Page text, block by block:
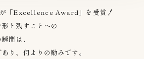
「Excellence Award」を受賞！
と残すことへの
間は、
り、何よりの励みです。